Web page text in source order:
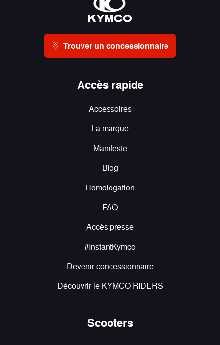
Trouver un concessionnaire
Accès rapide
Accessoires
La marque
Manifeste
Blog
Homologation
FAQ
Accès presse
#InstantKymco
Devenir concessionnaire
Découvrir le KYMCO RIDERS
Scooters